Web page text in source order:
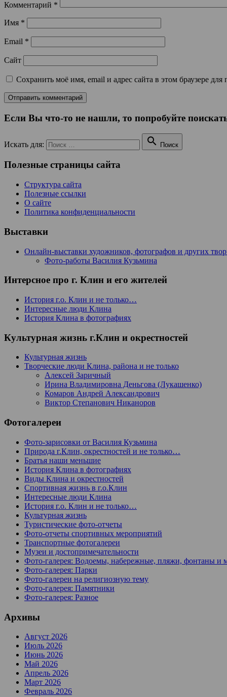
Комментарий *
Имя *
Email *
Сайт
Сохранить моё имя, email и адрес сайта в этом браузере
Если Вы что-то не нашли, то попробуйте
Искать для:  Поиск
Полезные страницы сайта
Структура сайта
Полезные ссылки
О сайте
Политика конфиденциальности
Выставки
Онлайн-выставки художников, фотографов и других
Фото-работы Василия Кузьмина
Интерсное про г. Клин и его жителей
История г.о. Клин и не только…
Интересные люди Клина
История Клина в фотографиях
Культурная жизнь г.Клин и окрестностей
Культурная жизнь
Творческие люди Клина, района и не только
Алексей Заричный
Ирина Владимировна Деньгова (Лукашенко)
Комаров Андрей Александрович
Виктор Степанович Никаноров
Фотогалереи
Фото-зарисовки от Василия Кузьмина
Природа г.Клин, окрестностей и не только…
Братья наши меньшие
История Клина в фотографиях
Виды Клина и окрестностей
Спортивная жизнь в г.о.Клин
Интересные люди Клина
История г.о. Клин и не только…
Культурная жизнь
Туристические фото-отчеты
Фото-отчеты спортивных мероприятий
Транспортные фотогалереи
Музеи и достопримечательности
Фото-галерея: Водоемы, набережные, пляжи, фонтаны и
Фото-галерея: Парки
Фото-галереи на религиозную тему
Фото-галерея: Памятники
Фото-галерея: Разное
Архивы
Август 2026
Июль 2026
Июнь 2026
Май 2026
Апрель 2026
Март 2026
Февраль 2026